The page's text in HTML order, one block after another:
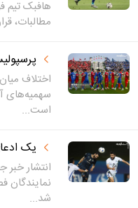
هافبک تیم
مطالبات،
اختلاف
سهمیه‌های
است...
یک
انتشار خبر
نمایندگان
شد...